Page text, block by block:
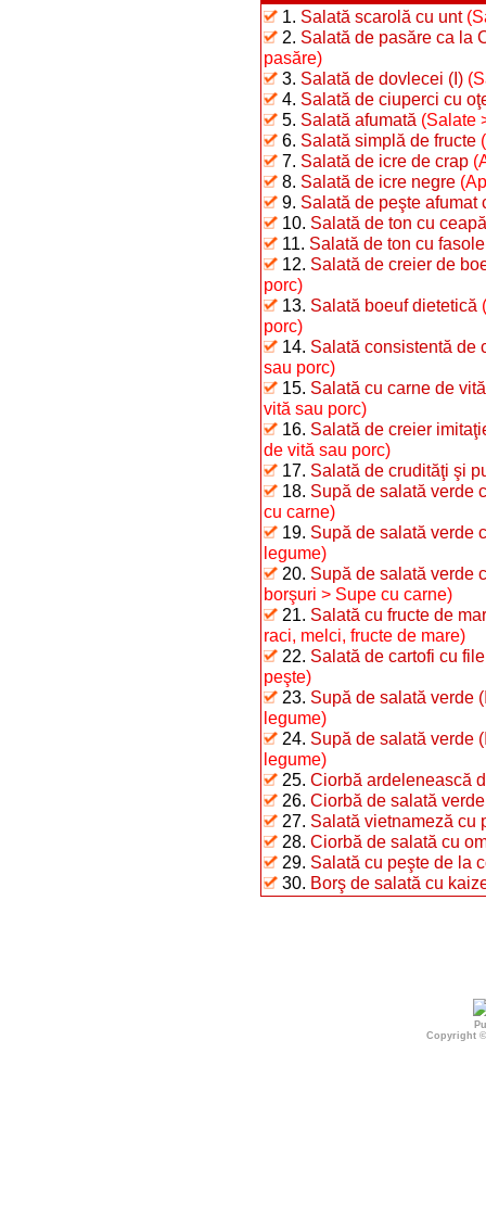
1. Salată scarolă cu unt
2. Salată de pasăre ca la
pasăre)
3. Salată de dovlecei (I)
4. Salată de ciuperci cu
5. Salată afumată (Salate
6. Salată simplă de fructe
7. Salată de icre de crap
8. Salată de icre negre
9. Salată de peşte afumat
10. Salată de ton cu ceapă
11. Salată de ton cu
12. Salată de creier de
porc)
13. Salată boeuf dietetică
porc)
14. Salată consistentă de
sau porc)
15. Salată cu carne de
vită sau porc)
16. Salată de creier
de vită sau porc)
17. Salată de crudităţi şi
18. Supă de salată verde
cu carne)
19. Supă de salată verde
legume)
20. Supă de salată verde
borşuri > Supe cu carne)
21. Salată cu fructe de
raci, melci, fructe de mare)
22. Salată de cartofi cu
peşte)
23. Supă de salată verde
legume)
24. Supă de salată verde
legume)
25. Ciorbă ardelenească
26. Ciorbă de salată
27. Salată vietnameză cu
28. Ciorbă de salată cu
29. Salată cu peşte de la
30. Borş de salată cu
Copyright